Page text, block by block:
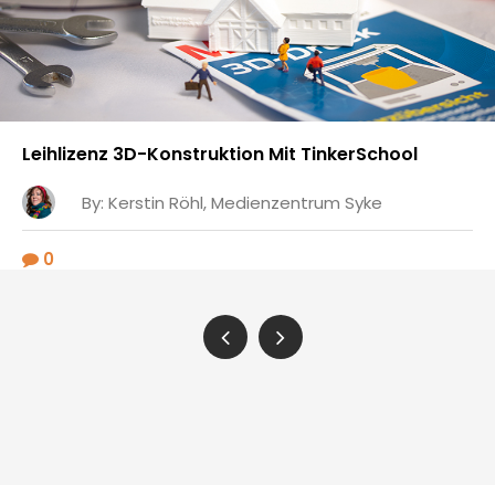
Fortbildungen Niedersächsische
By:Ingo Engelhaupt